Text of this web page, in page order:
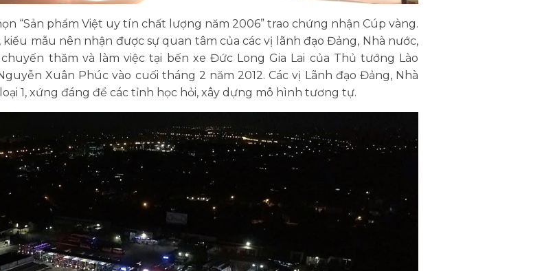
“Sản phẩm Việt uy tín chất lượng năm 2006” trao chứng nhận Cúp vàng.
mẫu nên nhận được sự quan tâm của các vị lãnh đạo Đảng, Nhà nước,
thăm và làm việc tại bến xe Đức Long Gia Lai của Thủ tướng Lào
Xuân Phúc vào cuối tháng 2 năm 2012. Các vị Lãnh đạo Đảng, Nhà
1, xứng đáng để các tỉnh học hỏi, xây dựng mô hình tương tự.